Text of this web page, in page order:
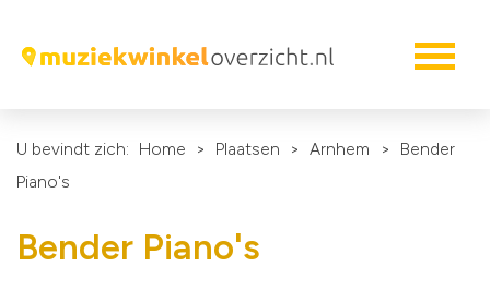
U bevindt zich: Home > Plaatsen > Arnhem >
Bender
Piano's
Bender Piano's